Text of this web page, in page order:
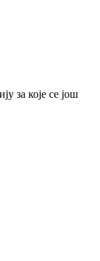
за које се још